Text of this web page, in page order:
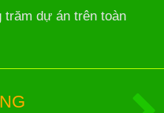
dự án trên toàn